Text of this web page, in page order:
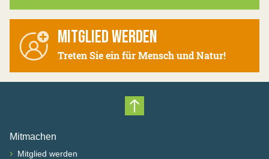
MITGLIED WERDEN
Treten Sie ein für Mensch und Natur!
Nach oben scrollen
Mitmachen
› Mitglied werden